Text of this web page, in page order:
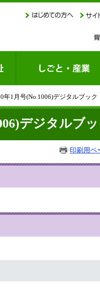
年1月号(No.1006)デジタルブック
デジタルブ
印刷用ペ